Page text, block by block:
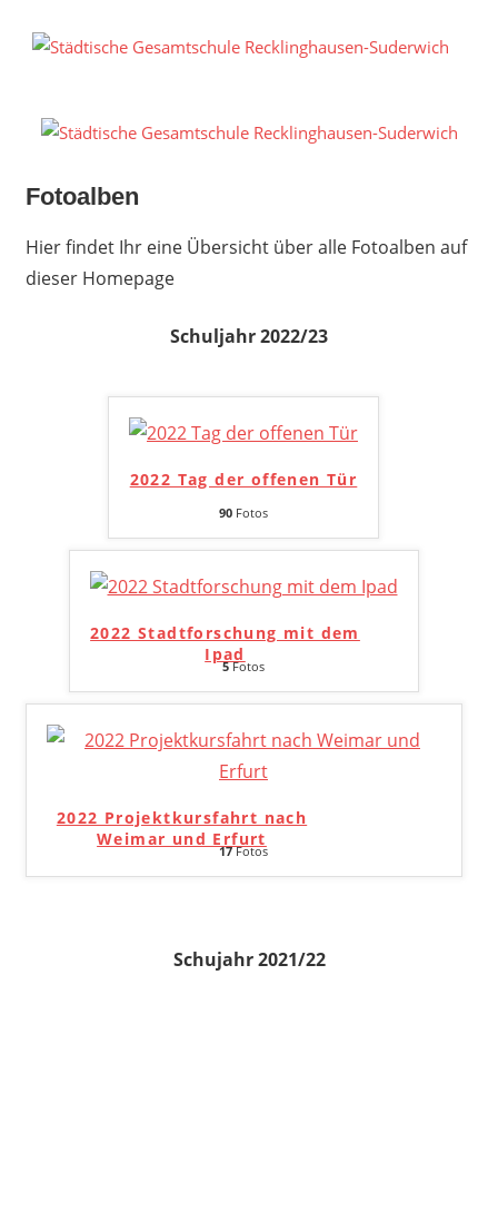
Inhalt
Fotoalben
Hier findet Ihr eine Übersicht über alle Fotoalben auf
dieser Homepage
Schuljahr 2022/23
2022 Tag der offenen Tür
90 Fotos
2022 Stadtforschung mit dem
Ipad
5Fotos
2022 Projektkursfahrt nach
Weimar und Erfurt
17Fotos
Schujahr 2021/22